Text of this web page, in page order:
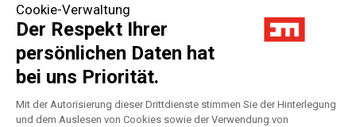
Cookie-Verwaltung
Der Respekt Ihrer
persönlichen Daten hat
bei uns Priorität.
Mit der Autorisierung dieser Drittdienste stimmen Sie der Hinterlegung
und dem Auslesen von Cookies sowie der Verwendung von
Impressum
Datenschutzerklärung